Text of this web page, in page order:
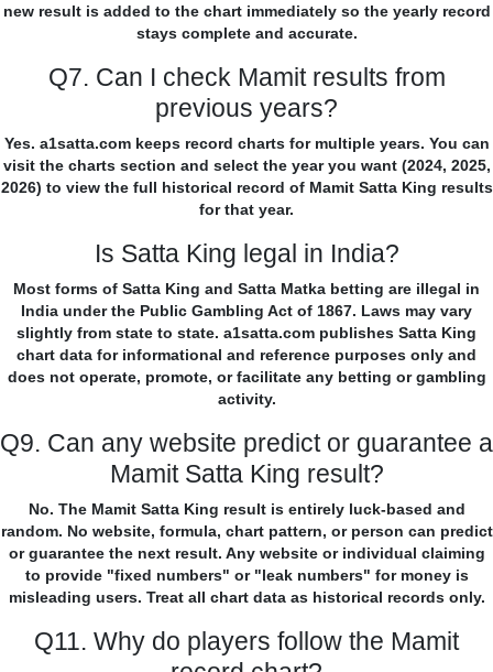
new result is added to the chart immediately so the yearly record
stays complete and accurate.
Q7. Can I check Mamit results from
previous years?
Yes. a1satta.com keeps record charts for multiple years. You can
visit the charts section and select the year you want (2024, 2025,
2026) to view the full historical record of Mamit Satta King results
for that year.
Is Satta King legal in India?
Most forms of Satta King and Satta Matka betting are illegal in
India under the Public Gambling Act of 1867. Laws may vary
slightly from state to state. a1satta.com publishes Satta King
chart data for informational and reference purposes only and
does not operate, promote, or facilitate any betting or gambling
activity.
Q9. Can any website predict or guarantee a
Mamit Satta King result?
No. The Mamit Satta King result is entirely luck-based and
random. No website, formula, chart pattern, or person can predict
or guarantee the next result. Any website or individual claiming
to provide "fixed numbers" or "leak numbers" for money is
misleading users. Treat all chart data as historical records only.
Q11. Why do players follow the Mamit